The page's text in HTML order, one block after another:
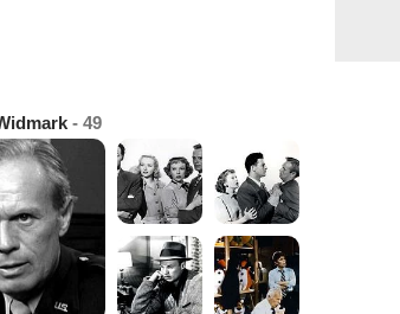
- 49